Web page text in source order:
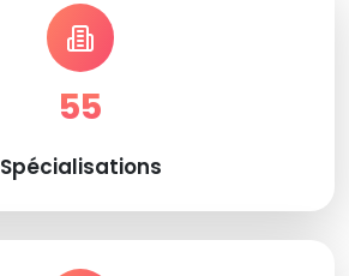
55
Spécialisations